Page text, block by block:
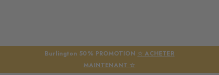
Burlington 50% PROMOTION ☆ ACHETER
MAINTENANT ☆